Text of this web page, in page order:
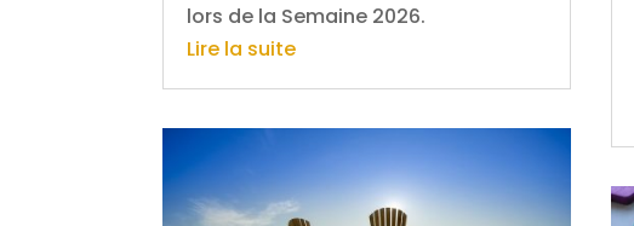
lors de la Semaine 2026.
Lire la suite